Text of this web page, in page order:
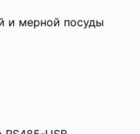
и мерной посуды